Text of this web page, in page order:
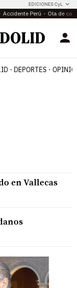
EDICIONES CyL
Accidente Perú Ola de
DEPORTES
en Vallecas